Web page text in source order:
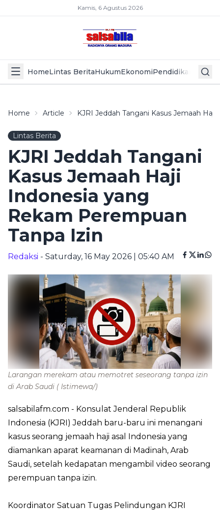
Kamis, 6 Agustus 2026
HomeLintas BeritaHukumEkonomiPendidikan Politik
Home Article KJRI Jeddah Tangani Kasus Jemaah
Lintas Berita
KJRI Jeddah Tangani
Kasus Jemaah Haji
Indonesia yang
Rekam Perempuan
Tanpa Izin
Redaksi - Saturday, 16 May 2026 | 05:40 AM
Larangan merekam atau memotret seseorang tanpa izin
di Arab Saudi ( Istimewa/)
salsabilafm.com - Konsulat Jenderal Republik
Indonesia (KJRI) Jeddah baru-baru ini menangani
kasus seorang jemaah haji asal Indonesia yang
diamankan aparat keamanan di Madinah, Arab
Saudi, setelah kedapatan mengambil video seorang
perempuan tanpa izin.
Koordinator Satuan Tugas Pelindungan KJRI